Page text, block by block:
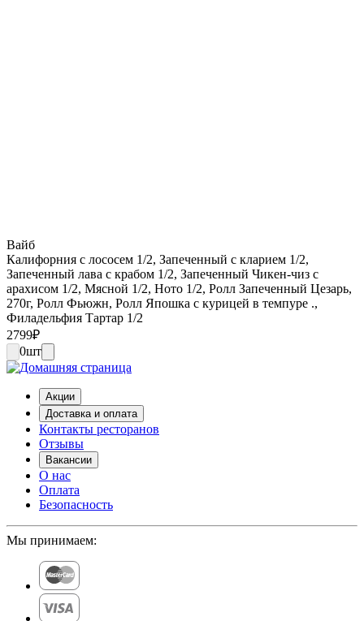
Вайб
Калифорния с лососем 1/2, Запеченный с кларием 1/2,
Запеченный лава с крабом 1/2, Запеченный Чикен-чиз с
арахисом 1/2, Мясной 1/2, Ното 1/2, Ролл Запеченный Цезарь,
270г, Ролл Фьюжн, Ролл Япошка с курицей в темпуре .,
Филадельфия Тартар 1/2
2799₽
0шт
Акции
Доставка и оплата
Контакты ресторанов
Отзывы
Вакансии
О нас
Оплата
Безопасность
Мы принимаем: